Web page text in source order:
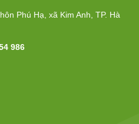
Phú Hạ, xã Kim Anh, TP. Hà
986